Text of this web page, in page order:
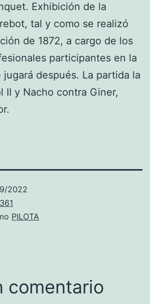
Exhibición de la
tal y como se realizó
de 1872, a cargo de los
participantes en la
después. La partida la
II y Nacho contra Giner,
2022
PILOTA
comentario